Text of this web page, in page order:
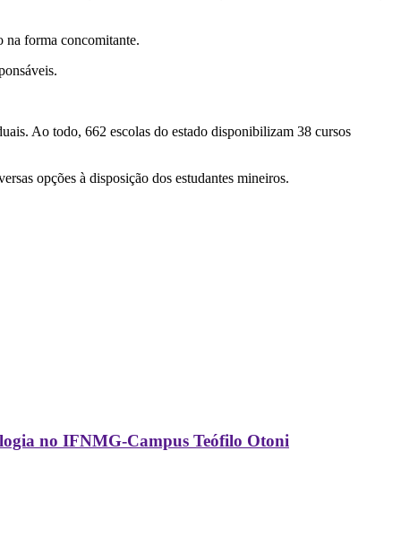
na forma concomitante.
Ao todo, 662 escolas do estado disponibilizam 38 cursos
opções à disposição dos estudantes mineiros.
no IFNMG-Campus Teófilo Otoni